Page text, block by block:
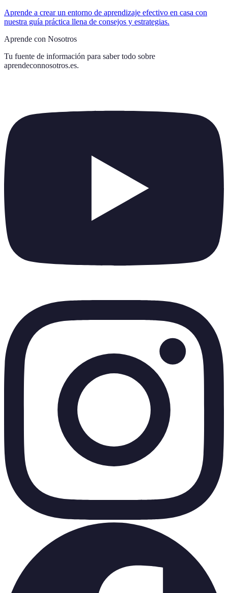
Aprende a crear un entorno de aprendizaje efectivo en casa con
nuestra guía práctica llena de consejos y estrategias.
Aprende con Nosotros
Tu fuente de información para saber todo sobre
aprendeconnosotros.es.